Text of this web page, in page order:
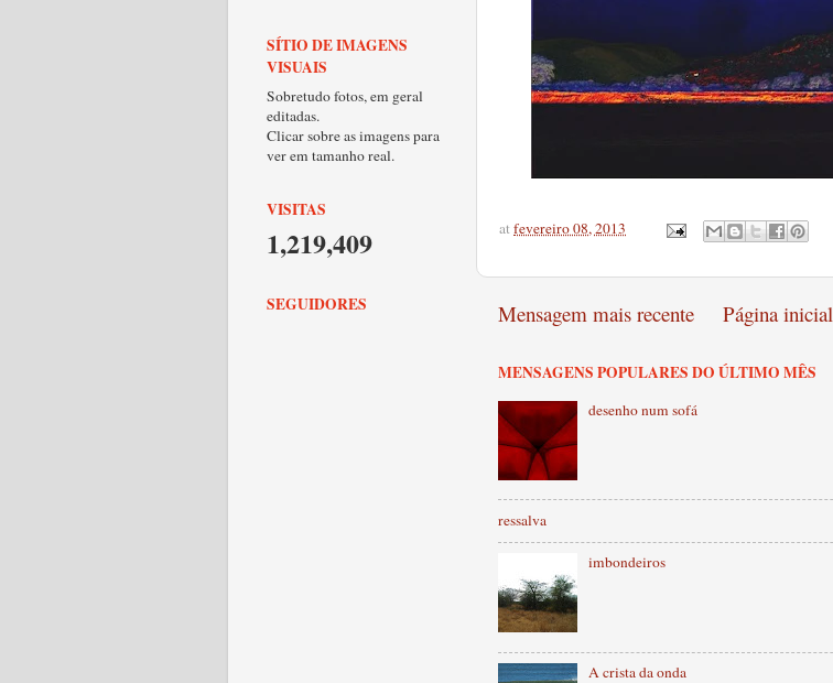
atfevereiro 08, 2013
Mensagem mais recente Página inicial
MENSAGENS POPULARES DO ÚLTIMO MÊS
desenho num sofá
ressalva
imbondeiros
A crista da onda
SÍTIO DE IMAGENS
VISUAIS
Sobretudo fotos, em geral
editadas.
Clicar sobre as imagens para
ver em tamanho real.
VISITAS
1,219,409
SEGUIDORES